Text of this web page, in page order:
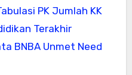
PK Jumlah KK
Terakhir
BNBA Unmet Need